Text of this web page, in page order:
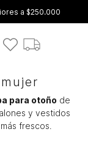
a $250.000
para otoño de
y vestidos
frescos.